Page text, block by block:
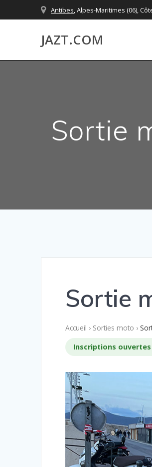
to
Antibes, Alpes-Maritimes (06),
JAZT.COM
Sortie
Sortie
Accueil › Sorties moto ›
Inscriptions